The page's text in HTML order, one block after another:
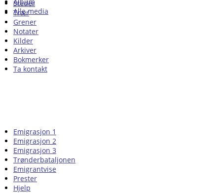
Alle media
Steder
Trær
Grener
Notater
Kilder
Arkiver
Bokmerker
Ta kontakt
Emigrasjon 1
Emigrasjon 2
Emigrasjon 3
Trønderbataljonen
Emigrantvise
Prester
Hjelp